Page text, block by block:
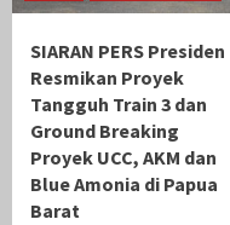
SIARAN PERS Presiden
Resmikan Proyek
Tangguh Train 3 dan
Ground Breaking
Proyek UCC, AKM dan
Blue Amonia di Papua
Barat